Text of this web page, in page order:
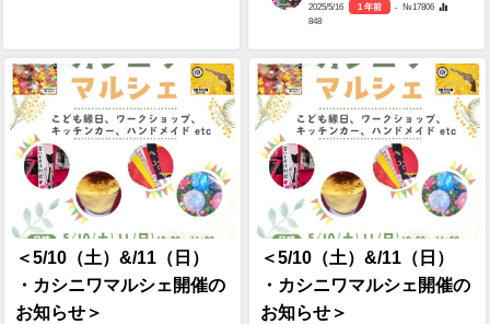
2025/5/16 1 年前
- №17806
848
＜5/10（土）&/11（日）
・カシニワマルシェ開催の
お知らせ＞
＜5/10（土）&/11（日）
・カシニワマルシェ開催の
お知らせ＞